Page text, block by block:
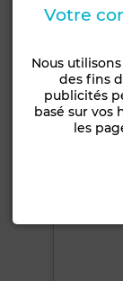
Votre
Nous
des fins
publicités
basé sur vos
les